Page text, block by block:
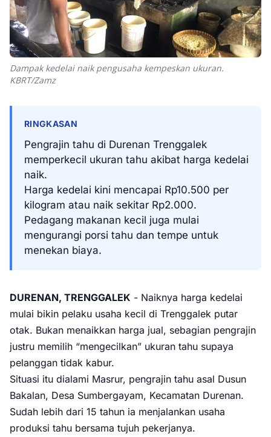
Dampak kedelai naik pengusaha kempeskan ukuran.
KBRT/Zamz
RINGKASAN
Pengrajin tahu di Durenan Trenggalek
memperkecil ukuran tahu akibat harga kedelai
naik.
Harga kedelai kini mencapai Rp10.500 per
kilogram atau naik sekitar Rp2.000.
Pedagang makanan kecil juga mulai
mengurangi porsi tahu dan tempe untuk
menekan biaya.
DURENAN, TRENGGALEK - Naiknya harga kedelai
mulai bikin pelaku usaha kecil di Trenggalek putar
otak. Bukan menaikkan harga jual, sebagian pengrajin
justru memilih “mengecilkan” ukuran tahu supaya
pelanggan tidak kabur.
Situasi itu dialami Masrur, pengrajin tahu asal Dusun
Bakalan, Desa Sumbergayam, Kecamatan Durenan.
Sudah lebih dari 15 tahun ia menjalankan usaha
produksi tahu bersama tujuh pekerjanya.